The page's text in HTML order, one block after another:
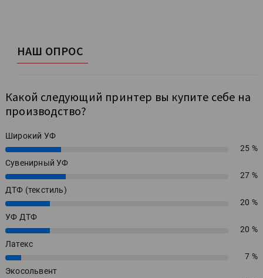
НАШ ОПРОС
Какой следующий принтер вы купите себе на
производство?
Широкий УФ
25%
25 %
Сувенирный УФ
27%
27 %
ДТФ (текстиль)
20%
20 %
УФ ДТФ
20%
20 %
Латекс
7%
7 %
Экосольвент